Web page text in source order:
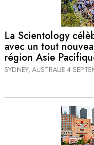
La Scientology
avec un tout
région Asie
SYDNEY, AUSTRALIE 4